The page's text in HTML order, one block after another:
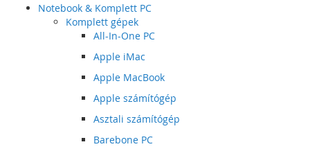
Notebook & Komplett PC
Komplett gépek
All-In-One PC
Apple iMac
Apple MacBook
Apple számítógép
Asztali számítógép
Barebone PC